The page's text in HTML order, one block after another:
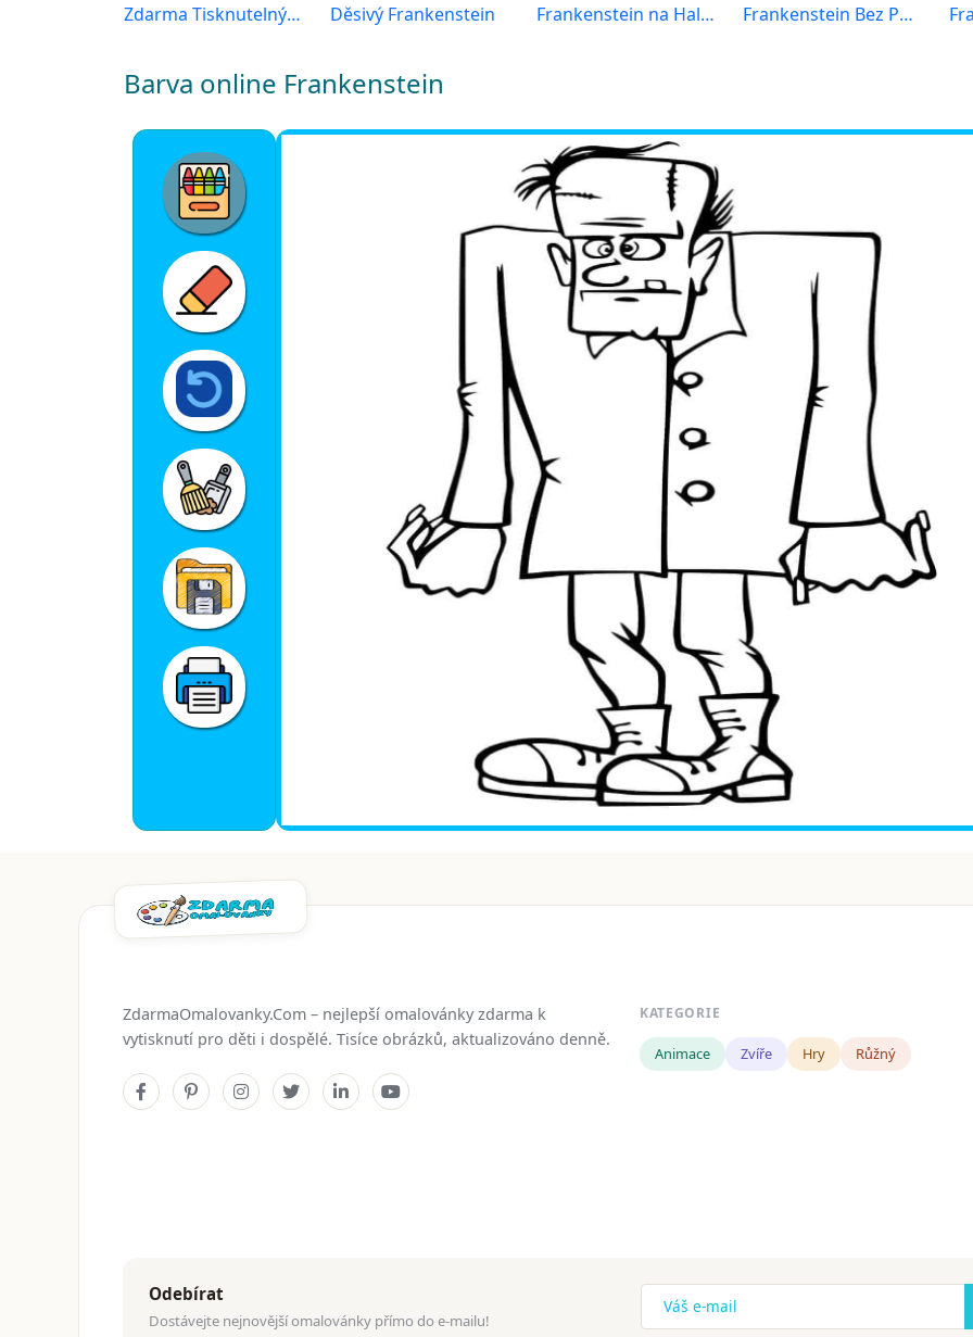
Zdarma Tisknutelný Frankenstein Děsivý Frankenstein Frankenstein na Halloween Frankenstein Bez Poplatku
Barva online Frankenstein
ZdarmaOmalovanky.Com – nejlepší omalovánky zdarma k
vytisknutí pro děti i dospělé. Tisíce obrázků, aktualizováno denně.
KATEGORIE
Animace Zvíře Hry Růžný
Odebírat
Dostávejte nejnovější omalovánky přímo do e-mailu!